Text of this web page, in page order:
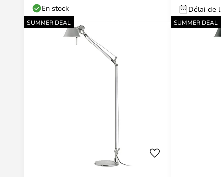
En stock Délai de
SUMMER DEAL SUMMER DEAL